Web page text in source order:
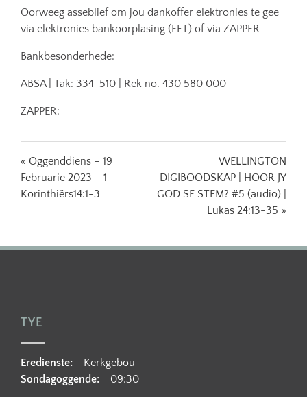
Oorweeg asseblief om jou dankoffer elektronies te gee
via elektronies bankoorplasing (EFT) of via ZAPPER
Bankbesonderhede:
ABSA | Tak: 334-510 | Rek no. 430 580 000
ZAPPER:
« Oggenddiens – 19
Februarie 2023 – 1
Korinthiërs14:1-3
WELLINGTON
DIGIBOODSKAP | HOOR JY
GOD SE STEM? #5 (audio) |
Lukas 24:13-35 »
TYE
Eredienste: Kerkgebou
Sondagoggende: 09:30